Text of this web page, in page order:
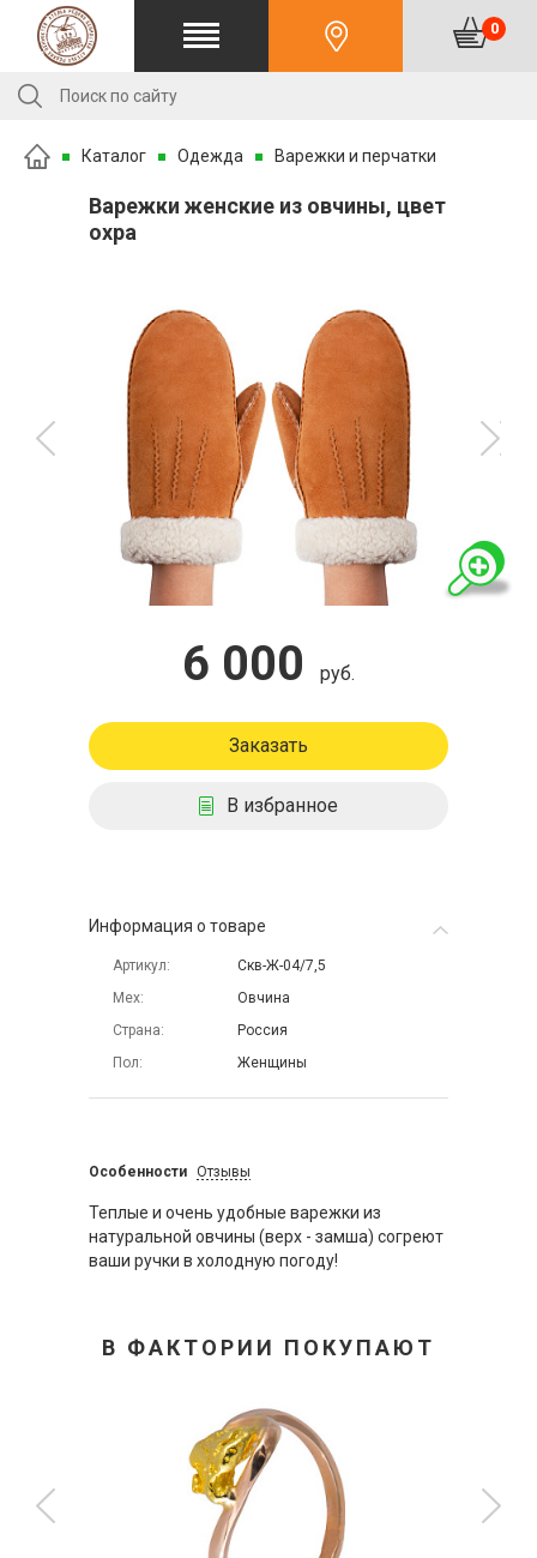
0
Каталог Одежда Варежки и перчатки
Варежки женские из овчины, цвет
охра
6 000 руб.
Заказать
В избранное
Информация о товаре
Артикул
Скв-Ж-04/7,5
Мех
Овчина
Страна
Россия
Пол
Женщины
Особенности Отзывы
Теплые и очень удобные варежки из
натуральной овчины (верх - замша) согреют
ваши ручки в холодную погоду!
В ФАКТОРИИ ПОКУПАЮТ